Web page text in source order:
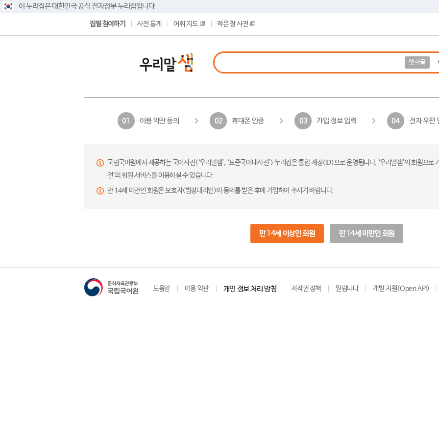
이 누리집은 대한민국 공식 전자정부 누리집입니다.
집필 참여하기 사전 통계 어휘 지도 작은 창 사전
옛한글
01 이용 약관 동의 02 휴대폰 인증 03 가입 정보 입력 04 전자 우편
국립국어원에서 제공하는 국어사전(‘우리말샘’, ‘표준국어대사전’) 누리집은 통합 계정(ID)으로 운영됩니다. ‘우리말샘’의 회원으
전’의 회원 서비스를 이용하실 수 있습니다.
만 14세 미만인 회원은 보호자(법정대리인)의 동의를 받은 후에 가입하여 주시기 바랍니다.
만 14세 이상인 회원 만 14세 미만인 회원
도움말 이용 약관 개인 정보 처리 방침 저작권 정책 알립니다 개발 지원(Open API)